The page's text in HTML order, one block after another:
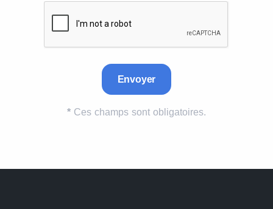
* Ces champs sont obligatoires.